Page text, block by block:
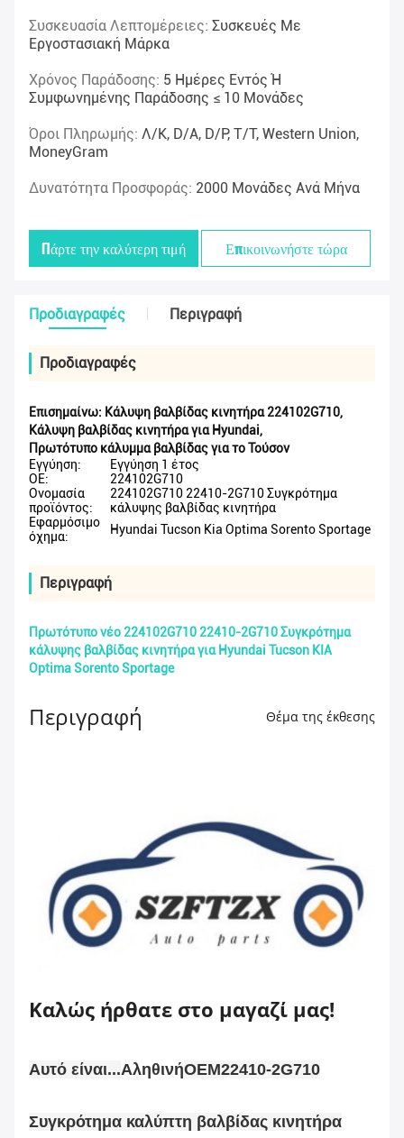
Συσκευασία Λεπτομέρειες: Συσκευές Με
Εργοστασιακή Μάρκα
Χρόνος Παράδοσης: 5 Ημέρες Εντός Ή
Συμφωνημένης Παράδοσης ≤ 10 Μονάδες
Όροι Πληρωμής: Λ/Κ, D/A, D/P, T/T, Western Union,
MoneyGram
Δυνατότητα Προσφοράς: 2000 Μονάδες Ανά Μήνα
Πάρτε την καλύτερη τιμή Επικοινωνήστε τώρα
Προδιαγραφές Περιγραφή
Προδιαγραφές
Επισημαίνω: Κάλυψη βαλβίδας κινητήρα 224102G710,
Κάλυψη βαλβίδας κινητήρα για Hyundai,
Πρωτότυπο κάλυμμα βαλβίδας για το Τούσον
Εγγύηση:
Εγγύηση 1 έτος
ΟΕ:
224102G710
Ονομασία
προϊόντος:
224102G710 22410-2G710 Συγκρότημα
κάλυψης βαλβίδας κινητήρα
Εφαρμόσιμο
όχημα:
Hyundai Tucson Kia Optima Sorento Sportage
Περιγραφή
Πρωτότυπο νέο 224102G710 22410-2G710 Συγκρότημα
κάλυψης βαλβίδας κινητήρα για Hyundai Tucson KIA
Optima Sorento Sportage
Περιγραφή Θέμα της έκθεσης
Καλώς ήρθατε στο μαγαζί μας!
Αυτό είναι...ΑληθινήOEM22410-2G710
Συγκρότημα καλύπτη βαλβίδας κινητήρα